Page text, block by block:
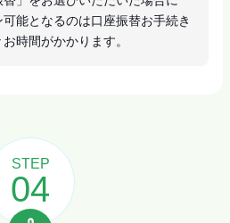
能となるのは口座振替お手続き
時間がかかります。
STEP
04